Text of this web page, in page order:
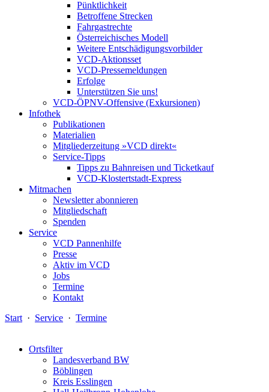
Pünktlichkeit
Betroffene Strecken
Fahrgastrechte
Österreichisches Modell
Weitere Entschädigungsvorbilder
VCD-Aktionsset
VCD-Pressemeldungen
Erfolge
Unterstützen Sie uns!
VCD-ÖPNV-Offensive (Exkursionen)
Infothek
Publikationen
Materialien
Mitgliederzeitung »VCD direkt«
Service-Tipps
Tipps zu Bahnreisen und Ticketkauf
VCD-Klostertstadt-Express
Mitmachen
Newsletter abonnieren
Mitgliedschaft
Spenden
Service
VCD Pannenhilfe
Presse
Aktiv im VCD
Jobs
Termine
Kontakt
Start · Service · Termine
Ortsfilter
Landesverband BW
Böblingen
Kreis Esslingen